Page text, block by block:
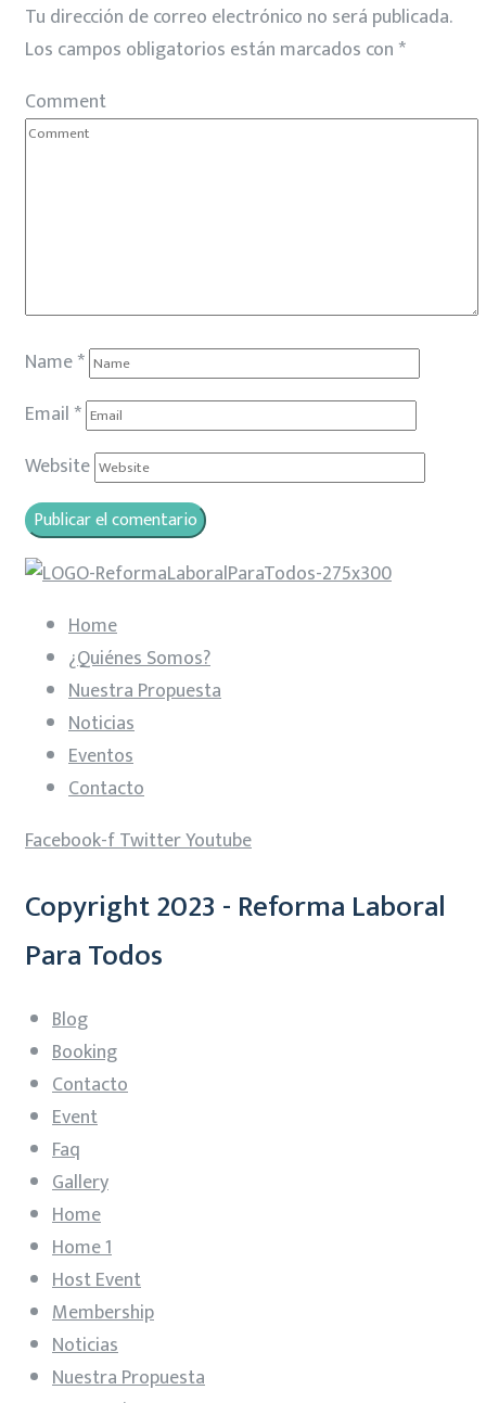
Tu dirección de correo electrónico no será publicada.
Los campos obligatorios están marcados con *
Comment
Name*
Email *
Website
Home
¿Quiénes Somos?
Nuestra Propuesta
Noticias
Eventos
Contacto
Facebook-fTwitterYoutube
Copyright 2023 - Reforma Laboral
Para Todos
Blog
Booking
Contacto
Event
Faq
Gallery
Home
Home 1
Host Event
Membership
Noticias
Nuestra Propuesta